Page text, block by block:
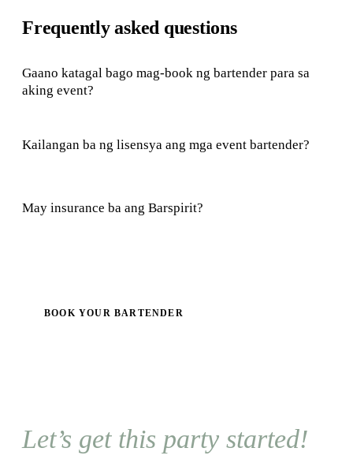
Frequently asked questions
Gaano katagal bago mag-book ng bartender para sa
aking event?
Kailangan ba ng lisensya ang mga event bartender?
May insurance ba ang Barspirit?
BOOK YOUR BARTENDER
Let’s get this party started!